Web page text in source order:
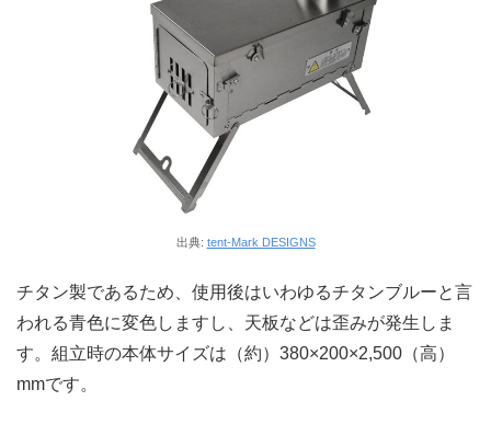
出典: tent-Mark DESIGNS
チタン製であるため、使用後はいわゆるチタンブルーと言
われる青色に変色しますし、天板などは歪みが発生しま
す。組立時の本体サイズは（約）380×200×2,500（高）
mmです。